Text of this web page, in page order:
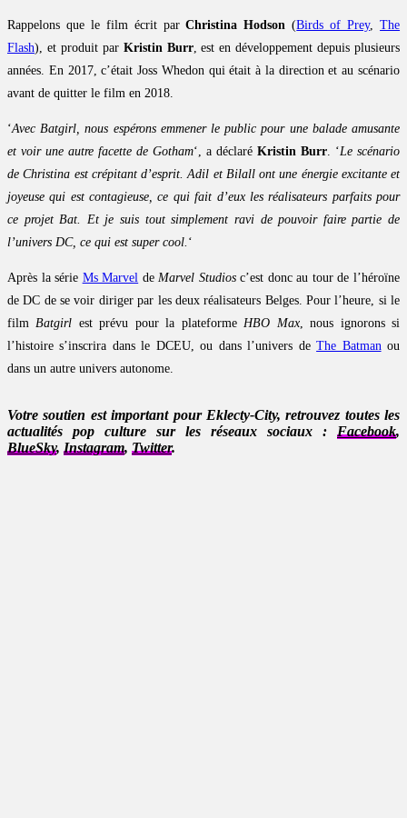
Rappelons que le film écrit parChristina Hodson (Birds of Prey,The
Flash), et produit par Kristin Burr, est en développement depuis plusieurs
années. En 2017, c’était Joss Whedon qui était à la direction et au scénario
avant de quitter le film en 2018.
‘Avec Batgirl, nous espérons emmener le public pour une balade amusante
et voir une autre facette de Gotham‘, a déclaré Kristin Burr. ‘Le scénario
de Christina est crépitant d’esprit. Adil et Bilall ont une énergie excitante et
joyeuse qui est contagieuse, ce qui fait d’eux les réalisateurs parfaits pour
ce projet Bat. Et je suis tout simplement ravi de pouvoir faire partie de
l’univers DC, ce qui est super cool. ‘
Après la série Ms Marvel deMarvel Studiosc’est donc au tour de l’héroïne
de DC de se voir diriger par les deux réalisateurs Belges. Pour l’heure, si le
filmBatgirl est prévu pour la plateformeHBO Max, nous ignorons si
l’histoire s’inscrira dans le DCEU, ou dans l’univers deThe Batmanou
dans un autre univers autonome.
Votre soutien est important pour Eklecty-City, retrouvez toutes les
actualités pop culture sur les réseaux sociaux : Facebook,
BlueSky, Instagram, Twitter.